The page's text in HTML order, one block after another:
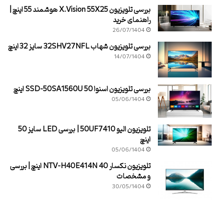
بررسی تلویزیون X.Vision 55X25 هوشمند 55 اینچ |
راهنمای خرید
26/07/1404
بررسی تلویزیون شهاب 32SHV27NFL سایز 32 اینچ
14/07/1404
بررسی تلویزیون اسنوا SSD-50SA1560U 50 اینچ
05/06/1404
تلویزیون الیو 50UF7410 | بررسی LED سایز 50
اینچ
05/06/1404
تلویزیون نکسار NTV-H40E414N 40 اینچ | بررسی
و مشخصات
30/05/1404